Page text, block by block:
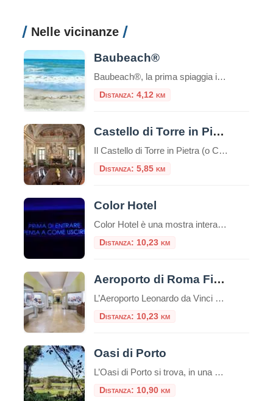
Nelle vicinanze
Baubeach®
Baubeach®, la prima spiaggia in Italia per cani liberi e felici, a Maccarese, Comune di Fiumicino, è aperta e attende i suoi amati Soci. Il momento migliore dell’anno per godere della elioterapia è proprio questo, quindi l’Associazione Baubeach Village ha affrettato tutte le pratiche di ricomposizione della struttura, che ogni anno viene totalmente smontata dal […]
Distanza: 4,12 km
Castello di Torre in Pietra
Il Castello di Torre in Pietra (o Castello Falconieri) è un antico castello situato nella regione del Lazio, in Italia. Si trova a circa 30 chilometri a nord-ovest di Roma, vicino al comune di Fiumicino. Il castello prende il nome dalla torre di difesa in pietra, che è l’elemento principale dell’edificio. La sua costruzione risale […]
Distanza: 5,85 km
Color Hotel
Color Hotel è una mostra interattiva permanente composta da 11 sale tematiche che prende le sembianze di un hotel incantevole! Una sorprendente area interattiva permanente dedicata al gioco e al puro divertimento. E’ ospitato negli spazi di The Wow Side Shopping Centre (ex Parco Leonardo) a Fiumicino. Al confine tra realtà e sogno, questo spazio di 4.000 mq, custodisce al suo interno incredibili sorprese […]
Distanza: 10,23 km
Aeroporto di Roma Fiumicino: esposte tre sculture etrusche di inestimabile valore
L’Aeroporto Leonardo da Vinci di Fiumicino aggiunge un nuovo tassello al suo percorso di valorizzazione culturale con l’inaugurazione dell’esposizione “Etruschi per l’eternità”, una mostra che celebra la raffinatezza della civiltà etrusca attraverso tre sculture provenienti dalle collezioni del Museo Nazionale Etrusco di Villa Giulia. Questo progetto rappresenta una straordinaria opportunità per migliaia di passeggeri, che possono immergersi […]
Distanza: 10,23 km
Oasi di Porto
L’Oasi di Porto si trova, in una suggestiva cornice naturale, alla foce del Tevere, nei pressi di Fiumicino e si estende intorno all’antico Porto di Traiano, costruito nel II secolo d.C. sul preesistente Porto di Claudio. L’elemento caratterizzante è il lago, l’antico bacino portuale fatto costruire dall’imperatore Traiano (98 – 117 d.C.), in sostituzione del […]
Distanza: 10,90 km